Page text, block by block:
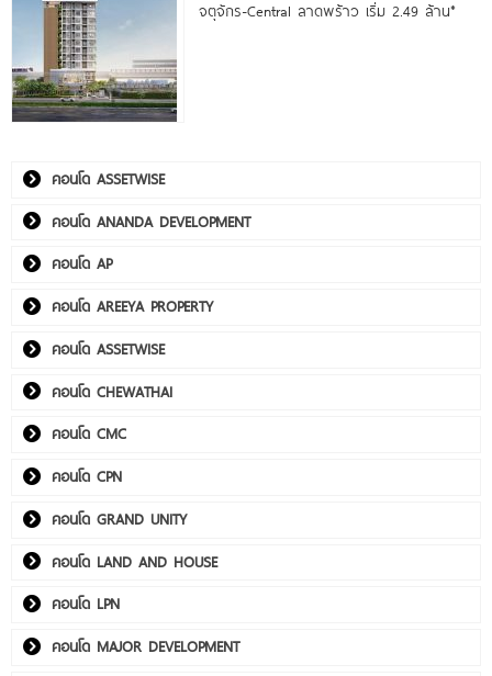
จตุจักร-Central ลาดพร้าว เริ่ม 2.49 ล้าน*
คอนโด ASSETWISE
คอนโด ANANDA DEVELOPMENT
คอนโด AP
คอนโด AREEYA PROPERTY
คอนโด ASSETWISE
คอนโด CHEWATHAI
คอนโด CMC
คอนโด CPN
คอนโด GRAND UNITY
คอนโด LAND AND HOUSE
คอนโด LPN
คอนโด MAJOR DEVELOPMENT